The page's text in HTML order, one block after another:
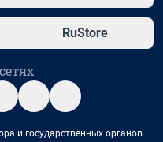
RuStore
и государственных органов